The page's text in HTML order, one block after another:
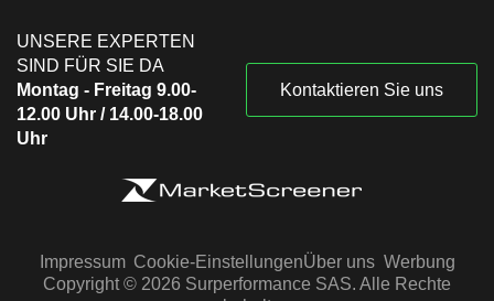
UNSERE EXPERTEN
SIND FÜR SIE DA
Montag - Freitag 9.00-
12.00 Uhr / 14.00-18.00
Uhr
Kontaktieren Sie uns
Impressum Cookie-EinstellungenÜber uns Werbung
Copyright © 2026 Surperformance SAS. Alle Rechte